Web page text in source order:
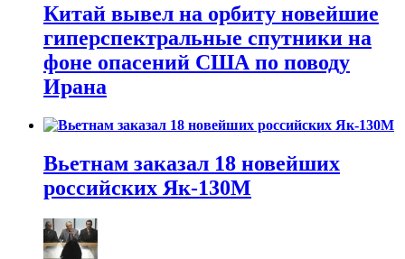
Китай вывел на орбиту новейшие
гиперспектральные спутники на
фоне опасений США по поводу
Ирана
Вьетнам заказал 18 новейших
российских Як-130М